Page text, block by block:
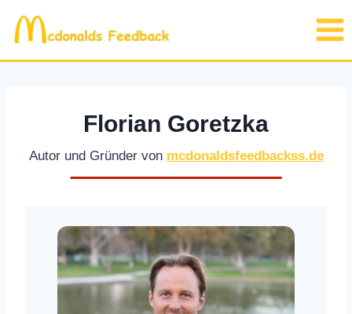
Florian Goretzka
Autor und Gründer von mcdonaldsfeedbackss.de